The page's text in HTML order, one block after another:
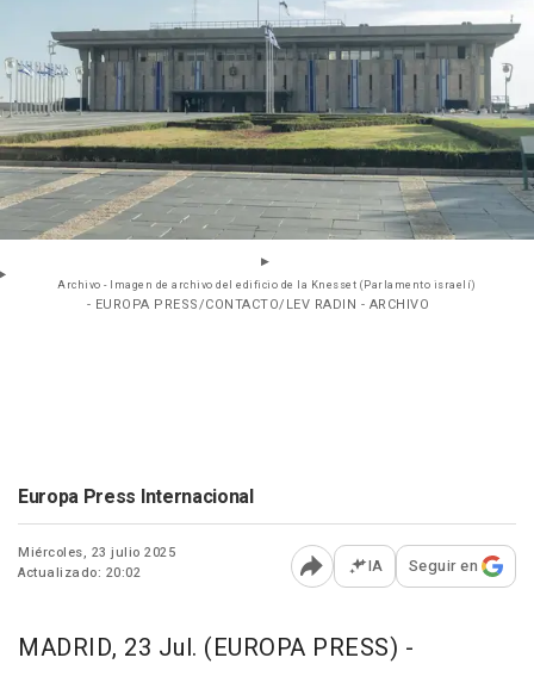
Archivo - Imagen de archivo del edificio de la Knesset (Parlamento israelí)
- EUROPA PRESS/CONTACTO/LEV RADIN - ARCHIVO
Europa Press Internacional
Miércoles, 23 julio 2025
Actualizado: 20:02
Abrir opciones para
IA Seguir en
MADRID, 23 Jul. (EUROPA PRESS) -